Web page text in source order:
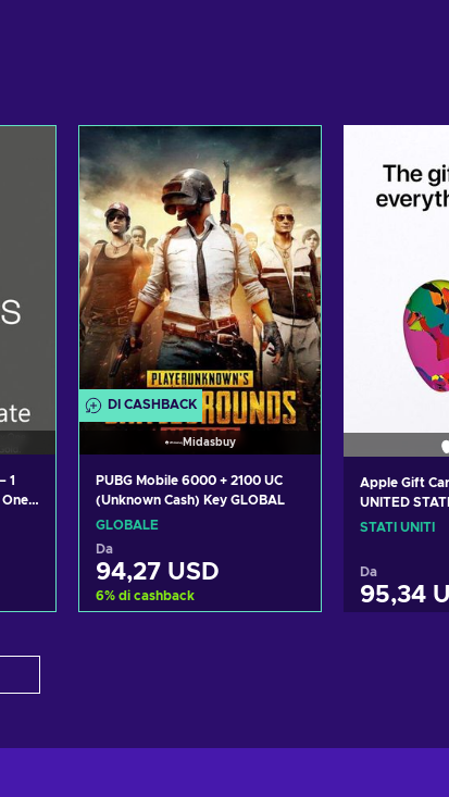
1
One/
DI CASHBACK
Midasbuy
PUBG Mobile 6000 + 2100 UC
(Unknown Cash) Key GLOBAL
GLOBALE
Da
94,27 USD
6% di cashback
Apple Gift
UNITED
STATI UNITI
Da
95,34